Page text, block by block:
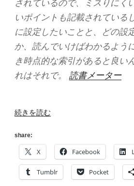
されているので、ミスりにく
いポイントも記載されている
に設定したいことと、どの設
か、読んでいけばわかるよう
き時点的な索引があると良い
れはそれで。 読書メーター
“[イ
フ
ル?]
Interrnet
埋
続きを読む
share:
X Facebook
Tumblr Pocket